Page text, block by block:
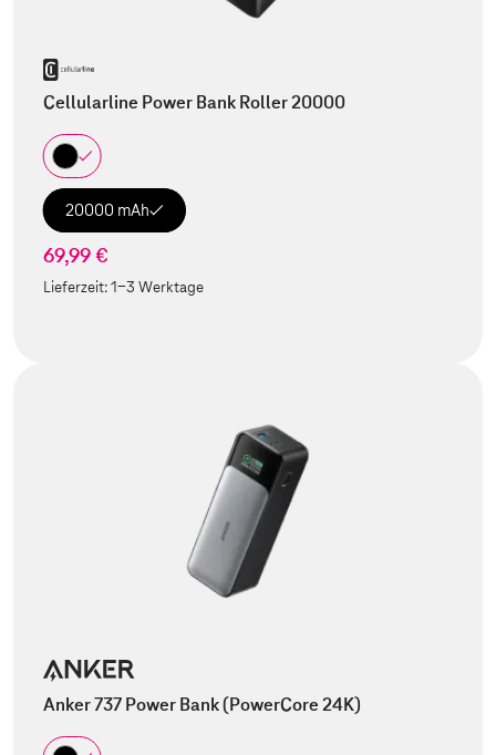
Cellularline Power Bank Roller 20000
20000 mAh
69,99 €
Lieferzeit:1-3 Werktage
Anker 737 Power Bank (PowerCore 24K)